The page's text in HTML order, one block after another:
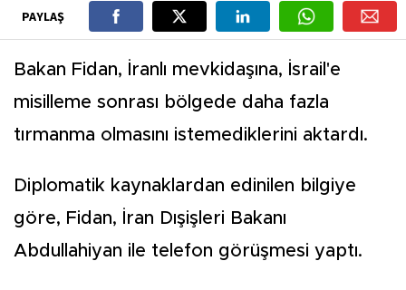
PAYLAŞ
Bakan Fidan, İranlı mevkidaşına, İsrail'e
misilleme sonrası bölgede daha fazla
tırmanma olmasını istemediklerini aktardı.
Diplomatik kaynaklardan edinilen bilgiye
göre, Fidan, İran Dışişleri Bakanı
Abdullahiyan ile telefon görüşmesi yaptı.